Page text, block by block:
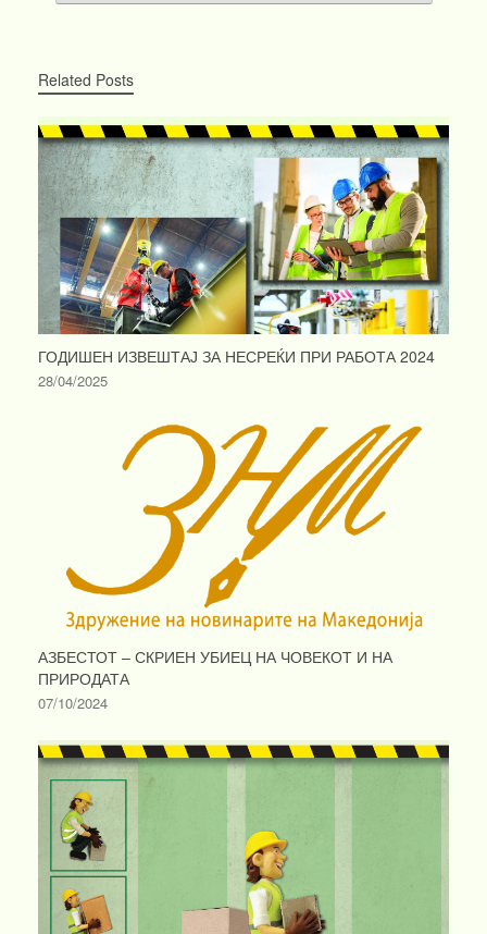
Related Posts
ГОДИШЕН ИЗВЕШТАЈ ЗА НЕСРЕЌИ ПРИ РАБОТА 2024
28/04/2025
АЗБЕСТОТ – СКРИЕН УБИЕЦ НА ЧОВЕКОТ И НА
ПРИРОДАТА
07/10/2024